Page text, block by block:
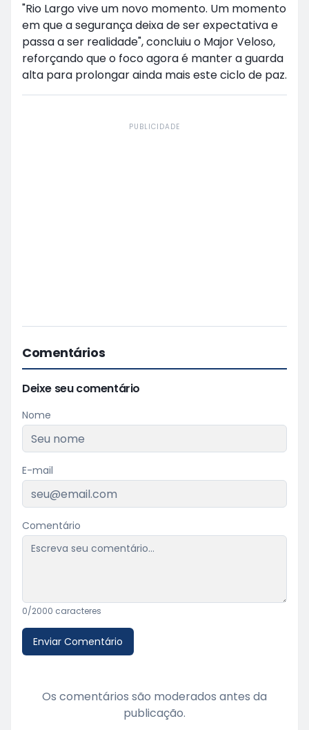
"Rio Largo vive um novo momento. Um momento
em que a segurança deixa de ser expectativa e
passa a ser realidade", concluiu o Major Veloso,
reforçando que o foco agora é manter a guarda
alta para prolongar ainda mais este ciclo de paz.
PUBLICIDADE
Comentários
Deixe seu comentário
Nome
E-mail
Comentário
0/2000 caracteres
Enviar Comentário
Os comentários são moderados antes da
publicação.